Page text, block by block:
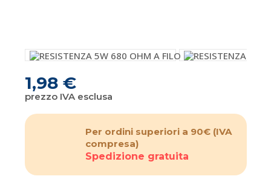
1,98 €
prezzo IVA esclusa
Per ordini superiori a 90€ (IVA
compresa)
Spedizione gratuita